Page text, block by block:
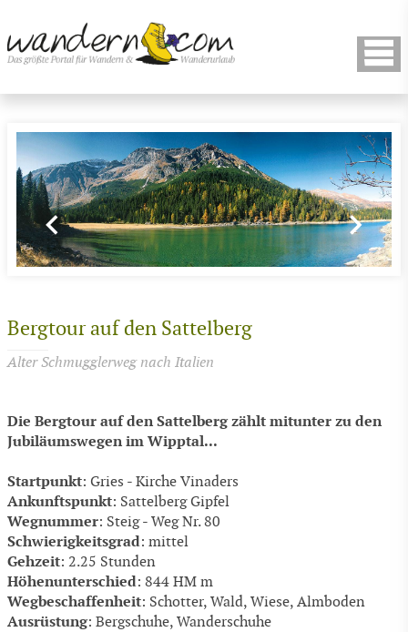
Bergtour auf den Sattelberg
Alter Schmugglerweg nach Italien
Die Bergtour auf den Sattelberg zählt mitunter zu den
Jubiläumswegen im Wipptal...
Startpunkt: Gries - Kirche Vinaders
Ankunftspunkt: Sattelberg Gipfel
Wegnummer: Steig - Weg Nr. 80
Schwierigkeitsgrad: mittel
Gehzeit: 2.25 Stunden
Höhenunterschied: 844 HM m
Wegbeschaffenheit: Schotter, Wald, Wiese, Almboden
Ausrüstung: Bergschuhe, Wanderschuhe